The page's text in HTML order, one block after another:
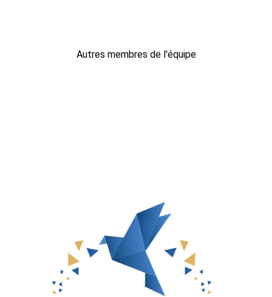
Autres membres de l'équipe